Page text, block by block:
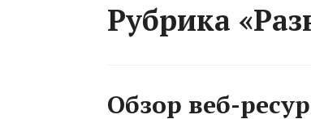
Рубрика
Обзор веб-